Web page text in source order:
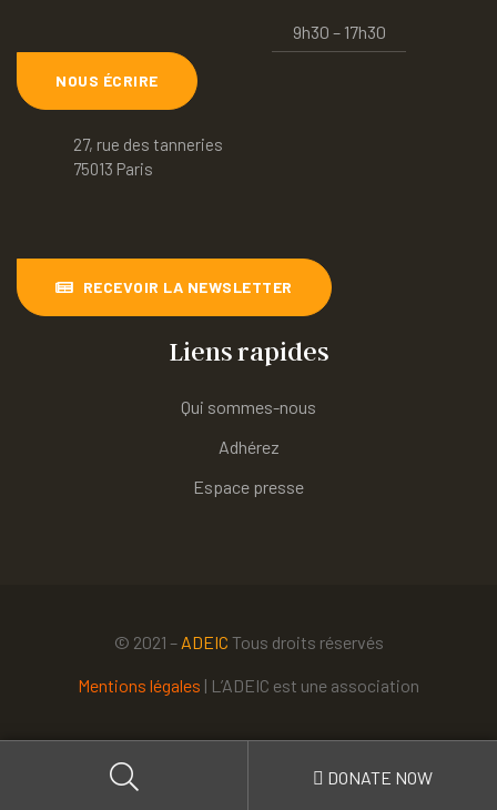
9h30 – 17h30
NOUS ÉCRIRE
27, rue des tanneries
75013 Paris
RECEVOIR LA NEWSLETTER
Liens rapides
Qui sommes-nous
Adhérez
Espace presse
© 2021 – ADEIC Tous droits réservés
Mentions légales | L’ADEIC est une association
DONATE NOW